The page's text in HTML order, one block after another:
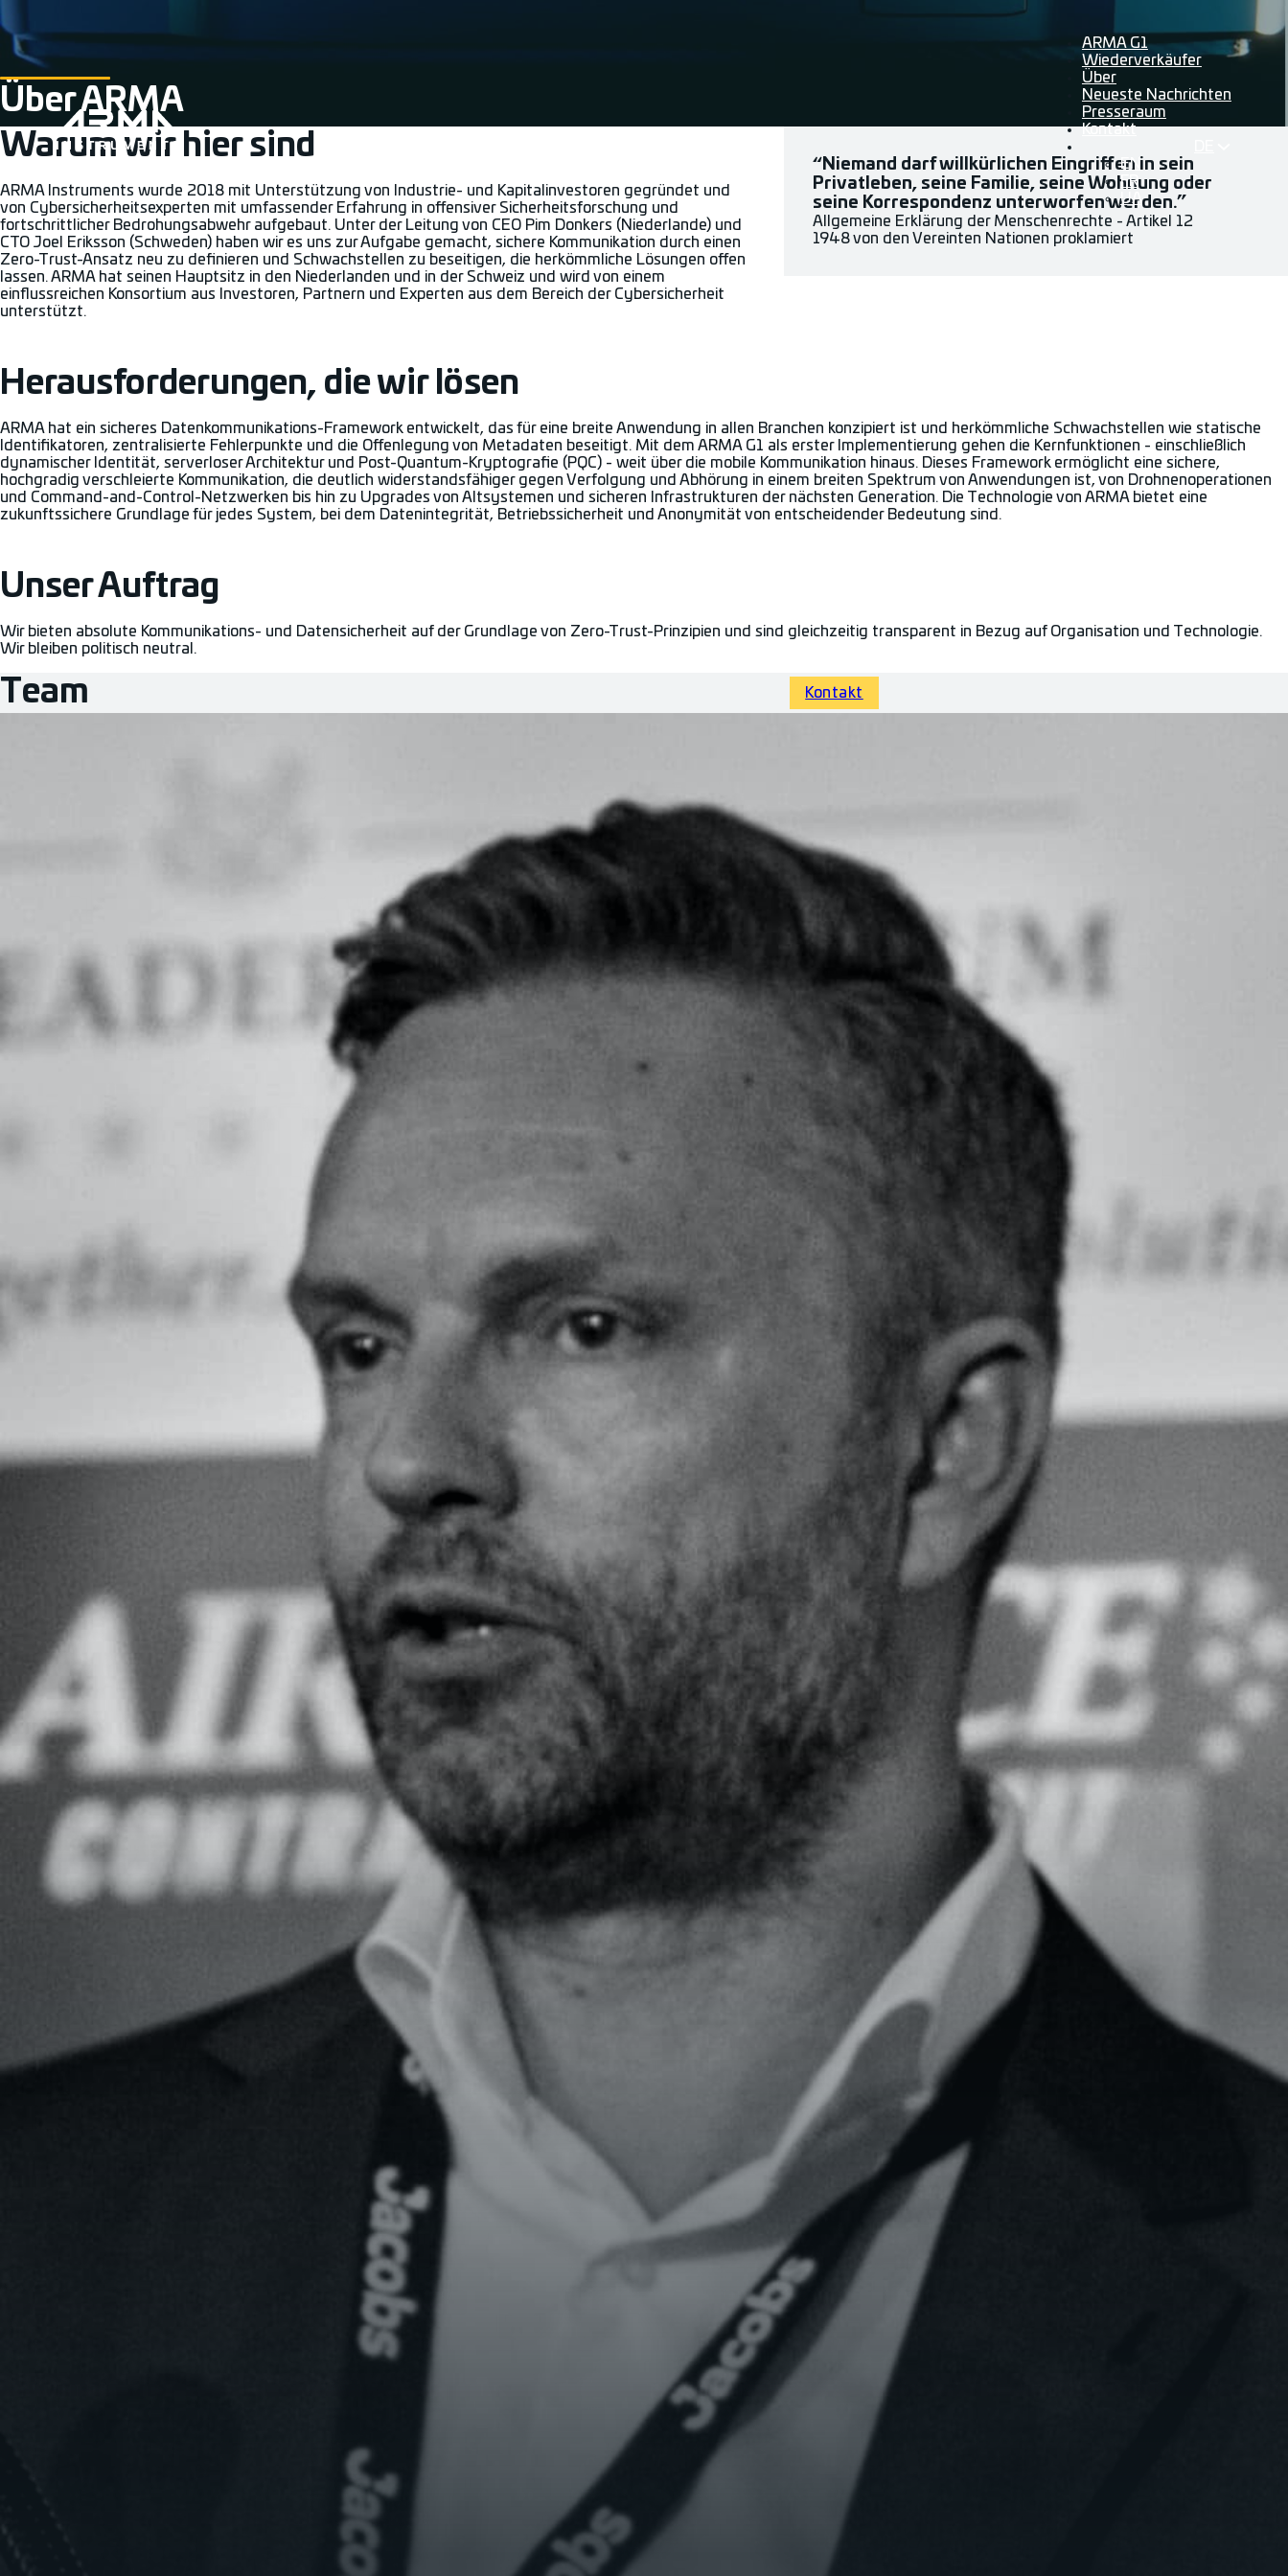
ARMA G1
Wiederverkäufer
Über
Neueste Nachrichten
Presseraum
Kontakt
EN
FR
UA
Über ARMA
Warum wir hier sind
ARMA Instruments wurde 2018 mit Unterstützung von Industrie- und Kapitalinvestoren gegründet und
von Cybersicherheitsexperten mit umfassender Erfahrung in offensiver Sicherheitsforschung und
fortschrittlicher Bedrohungsabwehr aufgebaut. Unter der Leitung von CEO Pim Donkers (Niederlande) und
CTO Joel Eriksson (Schweden) haben wir es uns zur Aufgabe gemacht, sichere Kommunikation durch einen
Zero-Trust-Ansatz neu zu definieren und Schwachstellen zu beseitigen, die herkömmliche Lösungen offen
lassen. ARMA hat seinen Hauptsitz in den Niederlanden und in der Schweiz und wird von einem
einflussreichen Konsortium aus Investoren, Partnern und Experten aus dem Bereich der Cybersicherheit
unterstützt.
“Niemand darf willkürlichen Eingriffen in sein
Privatleben, seine Familie, seine Wohnung oder
seine Korrespondenz unterworfen werden.”
Allgemeine Erklärung der Menschenrechte - Artikel 12
1948 von den Vereinten Nationen proklamiert
Herausforderungen, die wir lösen
ARMA hat ein sicheres Datenkommunikations-Framework entwickelt, das für eine breite Anwendung in allen Branchen konzipiert ist und herkömmliche Schwachstellen wie statische
Identifikatoren, zentralisierte Fehlerpunkte und die Offenlegung von Metadaten beseitigt. Mit dem ARMA G1 als erster Implementierung gehen die Kernfunktionen - einschließlich
dynamischer Identität, serverloser Architektur und Post-Quantum-Kryptografie (PQC) - weit über die mobile Kommunikation hinaus. Dieses Framework ermöglicht eine sichere,
hochgradig verschleierte Kommunikation, die deutlich widerstandsfähiger gegen Verfolgung und Abhörung in einem breiten Spektrum von Anwendungen ist, von Drohnenoperationen
und Command-and-Control-Netzwerken bis hin zu Upgrades von Altsystemen und sicheren Infrastrukturen der nächsten Generation. Die Technologie von ARMA bietet eine
zukunftssichere Grundlage für jedes System, bei dem Datenintegrität, Betriebssicherheit und Anonymität von entscheidender Bedeutung sind.
Unser Auftrag
Wir bieten absolute Kommunikations- und Datensicherheit auf der Grundlage von Zero-Trust-Prinzipien und sind gleichzeitig transparent in Bezug auf Organisation und Technologie.
Wir bleiben politisch neutral.
Team Kontakt